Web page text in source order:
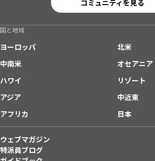
コミュニティを見る
国と地域
ヨーロッパ
北米
中南米
オセアニア
ハワイ
リゾート
アジア
中近東
アフリカ
日本
ウェブマガジン
特派員ブログ